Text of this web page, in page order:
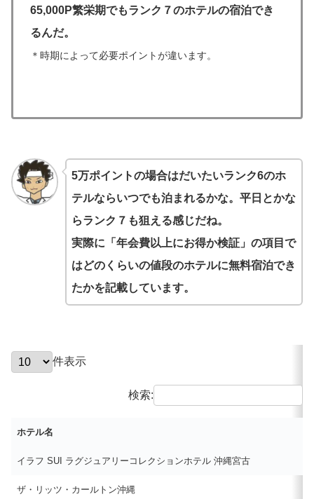
65,000P繁栄期でもランク７のホテルの宿泊でき
るんだ。
＊時期によって必要ポイントが違います。
5万ポイントの場合はだいたいランク6のホ
テルならいつでも泊まれるかな。平日とかな
らランク７も狙える感じだね。
実際に「年会費以上にお得か検証」の項目で
はどのくらいの値段のホテルに無料宿泊でき
たかを記載しています。
件表示
検索:
ホテル名
イラフ SUI ラグジュアリーコレクションホテル 沖縄宮古
ザ・リッツ・カールトン沖縄